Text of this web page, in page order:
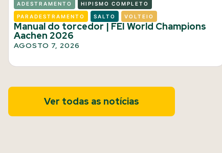
ADESTRAMENTO HIPISMO COMPLETO
PARADESTRAMENTO SALTO VOLTEIO
Manual do torcedor | FEI World Champions
Aachen 2026
AGOSTO 7, 2026
Ver todas as notícias